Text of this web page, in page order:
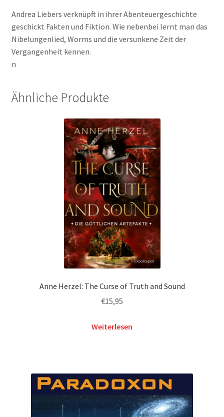
Andrea Liebers verknüpft in ihrer Abenteuergeschichte
geschickt Fakten und Fiktion. Wie nebenbei lernt man das
Nibelungenlied, Worms und die versunkene Zeit der
Vergangenheit kennen.
n
Ähnliche Produkte
Anne Herzel: The Curse of Truth and Sound
€15,95
Weiterlesen